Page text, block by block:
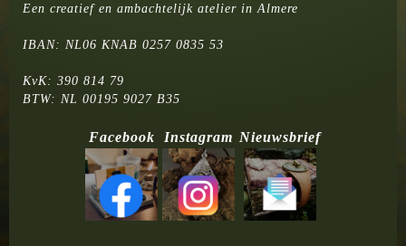
Een creatief en ambachtelijk atelier in Almere
IBAN: NL06 KNAB 0257 0835 53
KvK: 390 814 79
BTW: NL 00195 9027 B35
Facebook Instagram Nieuwsbrief